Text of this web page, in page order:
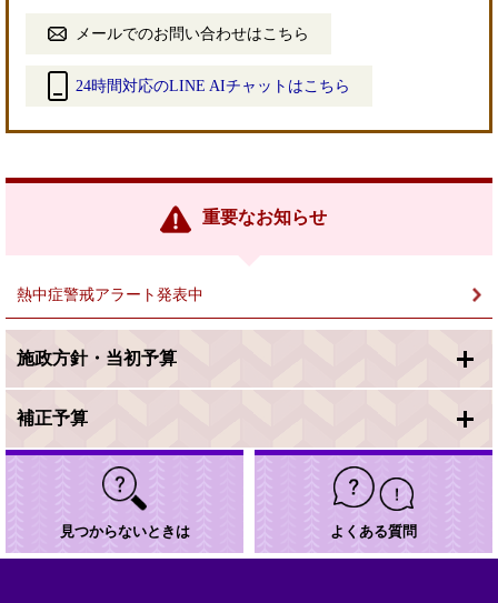
メールでのお問い合わせはこちら
24時間対応のLINE AIチャットはこちら
リ
重要なお知らせ
熱中症警戒アラート発表中
施政方針・当初予算
補正予算
見つからないときは よくある質問